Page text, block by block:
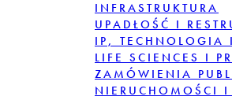
INFRASTRUKTURA
UPADŁOŚĆ I
IP, TECHNOLOGIA
LIFE SCIENCES I
ZAMÓWIENIA
NIERUCHOMOŚCI